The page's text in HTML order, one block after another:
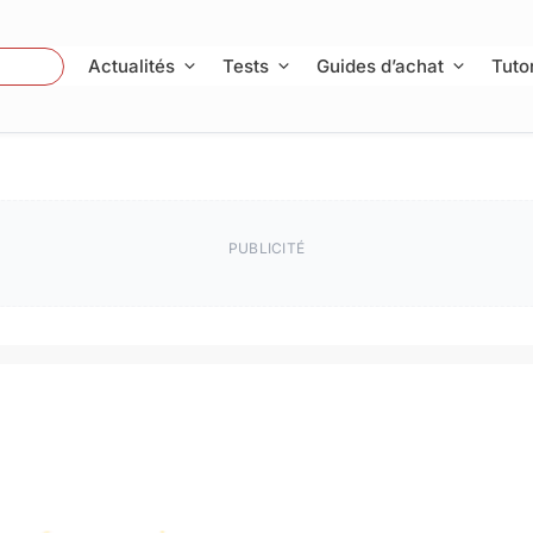
Actualités Tests Guides d’achat
PUBLICITÉ